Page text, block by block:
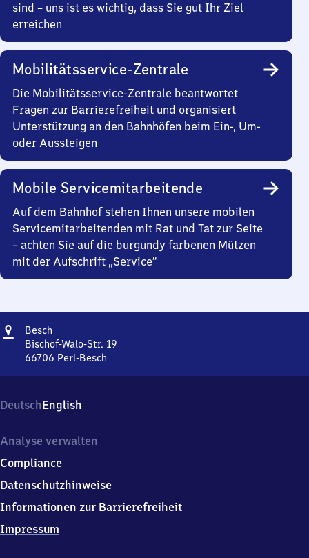
sind – uns ist es wichtig, dass Sie gut Ihr Ziel
erreichen
Mobilitätsservice-Zentrale
Die Mobilitätsservice-Zentrale beantwortet
Fragen zur Barrierefreiheit und organisiert
Unterstützung an den Bahnhöfen beim Ein-, Um-
oder Aussteigen
Mobile Servicemitarbeitende
Auf dem Bahnhof stehen Ihnen unsere mobilen
Servicemitarbeitenden mit Rat und Tat zur Seite
– achten Sie auf die burgundy farbenen Mützen
mit der Aufschrift „Service“
Adresse
Besch
Bischof-Walo-Str. 19
66706 Perl-Besch
Walo-
Str.
6
7
0
Perl-
Besch
DeutschEnglish
Analyse verwalten
Compliance
Datenschutzhinweise
Informationen zur Barrierefreiheit
Impressum